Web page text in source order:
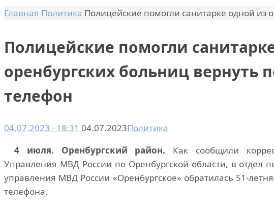
Главная Политика Полицейские помогли санитарке одной
Полицейские помогли
оренбургских больниц вернуть
телефон
04.07.2023 - 18:31 04.07.2023Политика
4 июля. Оренбургский район. Как сообщили
Управления МВД России по Оренбургской области, в
управления МВД России «Оренбургское» обратилась 51-
телефона.